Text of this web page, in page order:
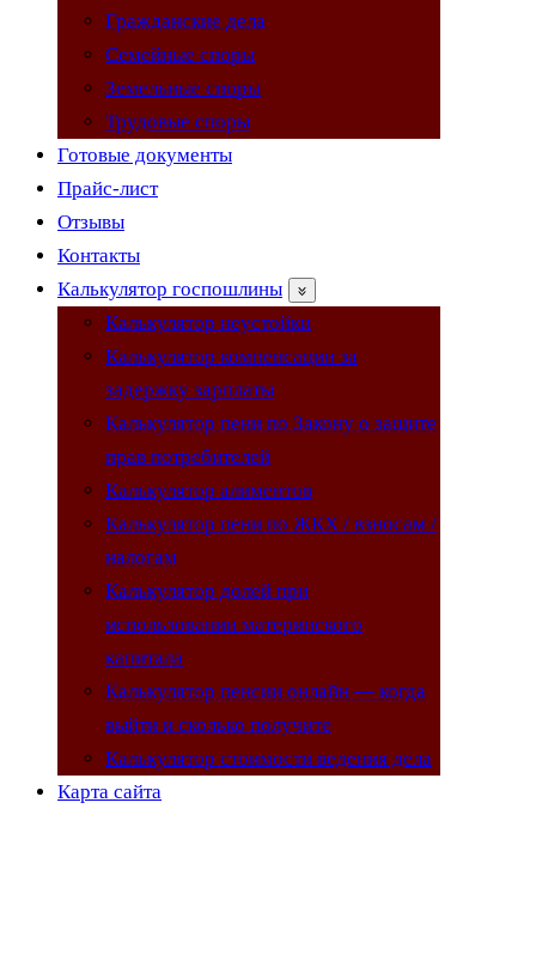
Гражданские дела
Семейные споры
Земельные споры
Трудовые споры
Готовые документы
Прайс-лист
Отзывы
Контакты
Калькулятор госпошлины
Калькулятор неустойки
Калькулятор компенсации за
задержку зарплаты
Калькулятор пени по Закону о защите
прав потребителей
Калькулятор алиментов
Калькулятор пени по ЖКХ / взносам /
налогам
Калькулятор долей при
использовании материнского
капитала
Калькулятор пенсии онлайн — когда
выйти и сколько получите
Калькулятор стоимости ведения дела
Карта сайта